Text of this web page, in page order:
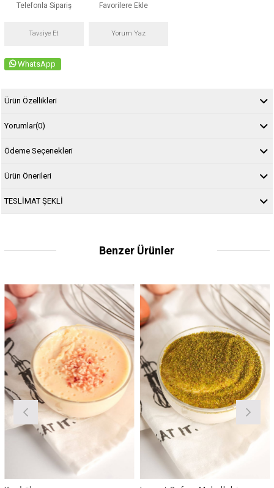
Telefonla Sipariş Favorilere Ekle
Tavsiye Et Yorum Yaz
WhatsApp
Ürün Özellikleri
Yorumlar(0)
Ödeme Seçenekleri
Ürün Önerileri
TESLİMAT ŞEKLİ
Benzer Ürünler